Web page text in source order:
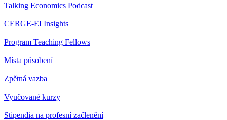
Talking Economics Podcast
CERGE-EI Insights
Program Teaching Fellows
Místa působení
Zpětná vazba
Vyučované kurzy
Stipendia na profesní začlenění